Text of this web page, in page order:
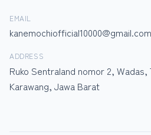
EMAIL
kanemochiofficial10000@gmail.com
ADDRESS
Ruko Sentraland nomor 2, Wadas,
Karawang, Jawa Barat